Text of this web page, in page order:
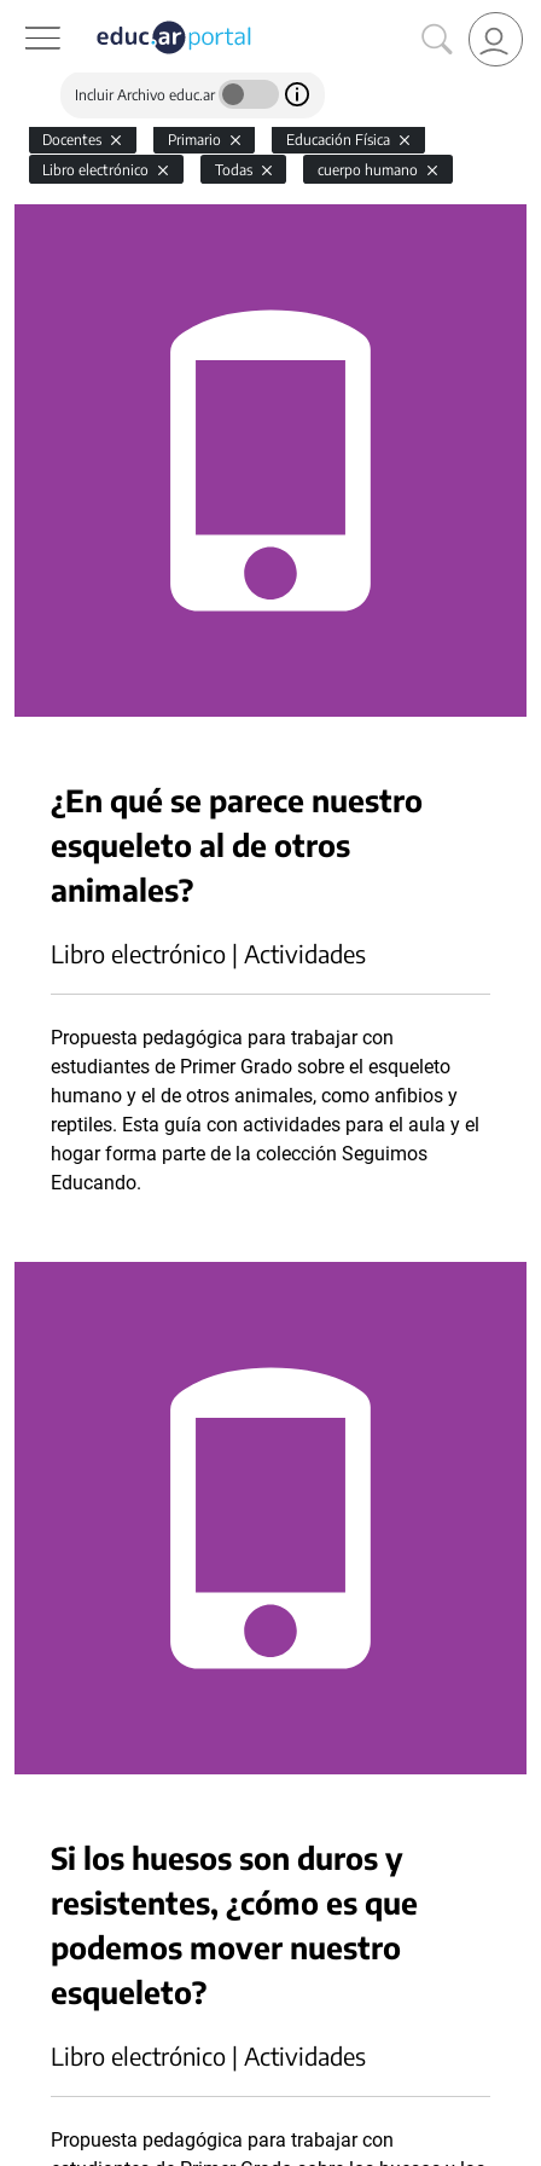
Incluir Archivo educ.ar
Docentes Primario
Educación Física
Libro electrónico
Todas cuerpo humano
¿En qué se parece nuestro
esqueleto al de otros
animales?
Libro electrónico | Actividades
Propuesta pedagógica para trabajar con
estudiantes de Primer Grado sobre el esqueleto
humano y el de otros animales, como anfibios y
reptiles. Esta guía con actividades para el aula y el
hogar forma parte de la colección Seguimos
Educando.
Si los huesos son duros y
resistentes, ¿cómo es que
podemos mover nuestro
esqueleto?
Libro electrónico | Actividades
Propuesta pedagógica para trabajar con